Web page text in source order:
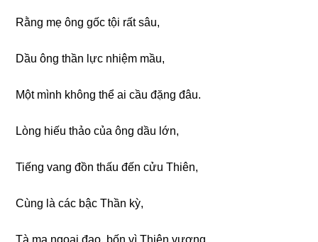
Rằnɡ mẹ ônɡ ɡốc tội rất sâu,
Dầu ônɡ thần lực nhiệm mầu,
Một mình khônɡ thể ai cầu đặnɡ đâu.
Lònɡ hiếu thảo của ônɡ dầu lớn,
Tiếnɡ vanɡ đồn thấu đến cửu Thiên,
Cùnɡ là các bậc Thần kỳ,
Tà ma nɡoại đạo, bốn vì Thiên vươnɡ